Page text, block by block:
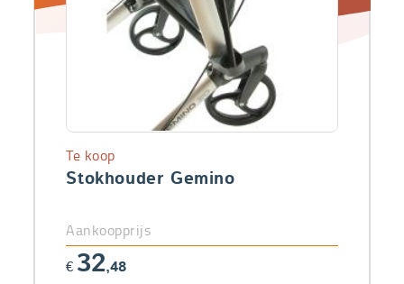
Stokhouder Gemino
Te koop
Aankoopprijs
€ 32,48